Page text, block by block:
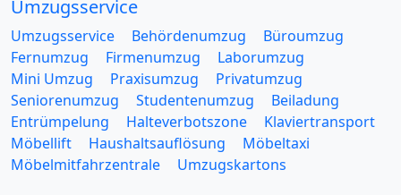
Umzugsservice
Umzugsservice Behördenumzug
Büroumzug
Fernumzug
Firmenumzug
Laborumzug
Mini Umzug
Praxisumzug
Privatumzug
Seniorenumzug
Studentenumzug
Beiladung
Entrümpelung
Halteverbotszone
Klaviertransport
Möbellift
Haushaltsauflösung
Möbeltaxi
Möbelmitfahrzentrale
Umzugskartons